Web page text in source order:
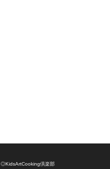
◎KidsArtCooking倶楽部